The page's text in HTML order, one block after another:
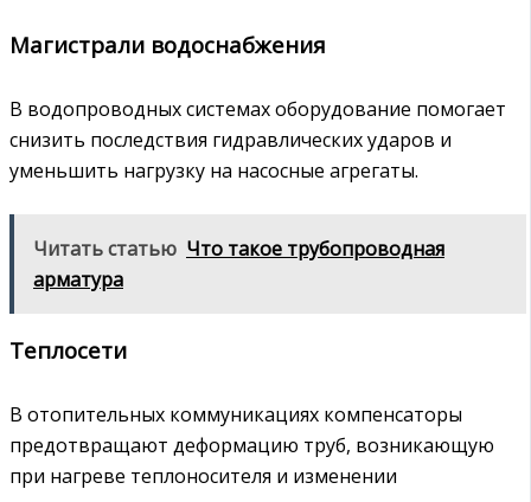
Магистрали водоснабжения
В водопроводных системах оборудование помогает
снизить последствия гидравлических ударов и
уменьшить нагрузку на насосные агрегаты.
Читать статью Что такое трубопроводная
арматура
Теплосети
В отопительных коммуникациях компенсаторы
предотвращают деформацию труб, возникающую
при нагреве теплоносителя и изменении